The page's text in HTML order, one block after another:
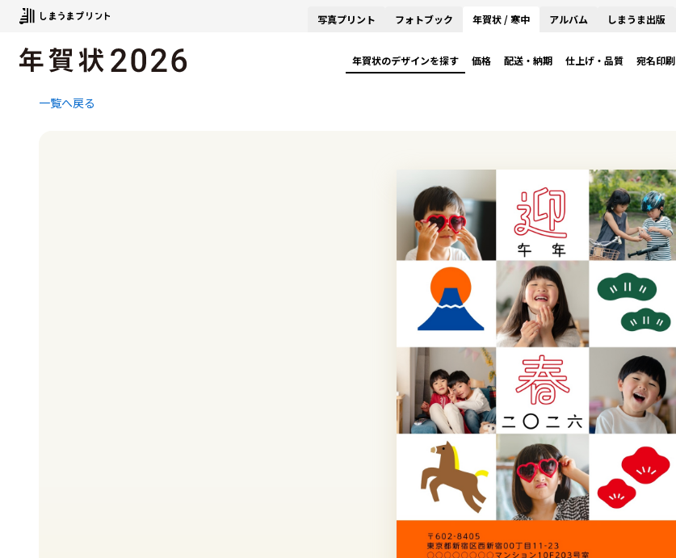
写真プリント フォトブック 年賀状 / 寒中 アルバム しまうま出版
年賀状のデザインを探す 価格 配送・納期 仕上げ・品質 宛名印刷
一覧へ戻る